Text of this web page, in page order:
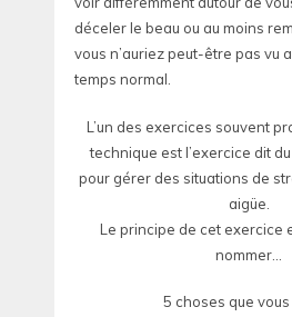
déceler le beau ou au moins
vous n’auriez peut-être pas vu
temps normal.
L’un des exercices souvent
technique est l’exercice dit
pour gérer des situations de
aigüe.
Le principe de cet exercice
nommer…
5 choses que